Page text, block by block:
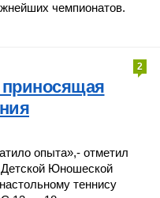
чемпионатов.
2
опыта»,- отметил
Детской Юношеской
теннису